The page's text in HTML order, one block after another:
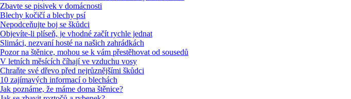
Zbavte se pisivek v domácnosti
Blechy kočičí a blechy psí
Nepodceňujte boj se škůdci
Objevíte-li plíseň, je vhodné začít rychle jednat
Slimáci, nezvaní hosté na našich zahrádkách
Pozor na štěnice, mohou se k vám přestěhovat od sousedů
V letních měsících číhají ve vzduchu vosy
Chraňte své dřevo před nejrůznějšími škůdci
10 zajímavých informací o blechách
Jak poznáme, že máme doma štěnice?